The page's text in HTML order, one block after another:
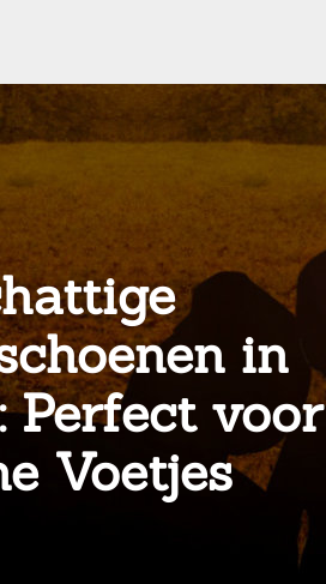
in
Perfect voor
Voetjes